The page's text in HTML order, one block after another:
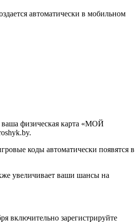
автоматически в мобильном
физическая карта «МОЙ
коды автоматически появятся в
увеличивает ваши шансы на
включительно зарегистрируйте